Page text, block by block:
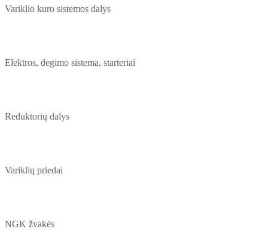
Variklio kuro sistemos dalys
Elektros, degimo sistema, starteriai
Reduktorių dalys
Variklių priedai
NGK žvakės